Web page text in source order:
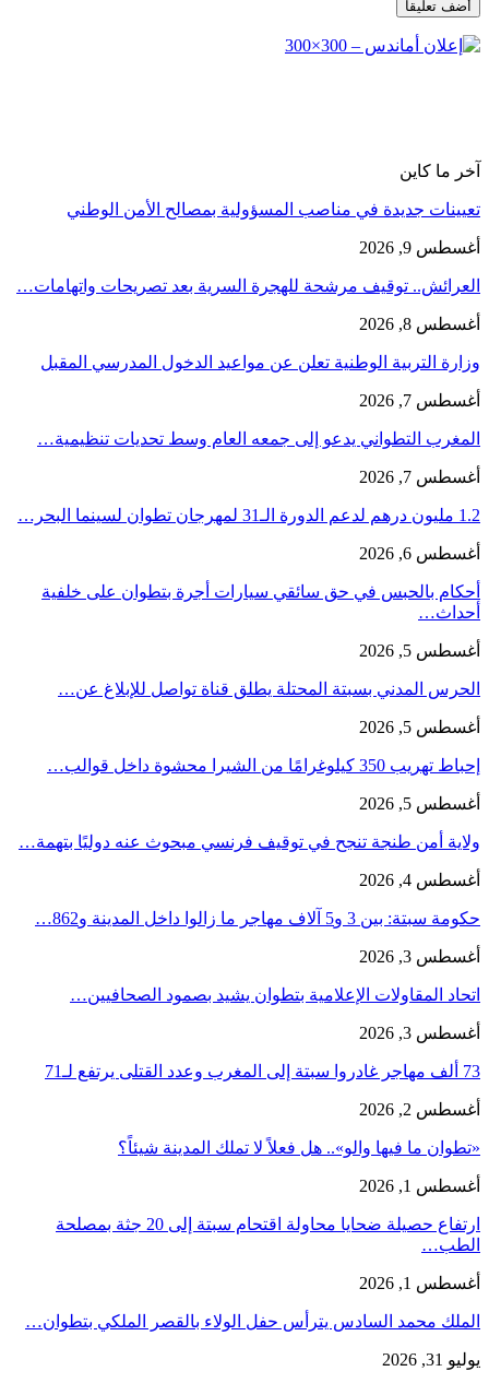
آخر ما كاين
تعيينات جديدة في مناصب المسؤولية بمصالح الأمن الوطني
أغسطس 9, 2026
العرائش.. توقيف مرشحة للهجرة السرية بعد تصريحات واتهامات…
أغسطس 8, 2026
وزارة التربية الوطنية تعلن عن مواعيد الدخول المدرسي المقبل
أغسطس 7, 2026
المغرب التطواني يدعو إلى جمعه العام وسط تحديات تنظيمية…
أغسطس 7, 2026
1.2 مليون درهم لدعم الدورة الـ31 لمهرجان تطوان لسينما البحر…
أغسطس 6, 2026
أحكام بالحبس في حق سائقي سيارات أجرة بتطوان على خلفية
أحداث…
أغسطس 5, 2026
الحرس المدني بسبتة المحتلة يطلق قناة تواصل للإبلاغ عن…
أغسطس 5, 2026
إحباط تهريب 350 كيلوغرامًا من الشيرا محشوة داخل قوالب…
أغسطس 5, 2026
ولاية أمن طنجة تنجح في توقيف فرنسي مبحوث عنه دوليًا بتهمة…
أغسطس 4, 2026
حكومة سبتة: بين 3 و5 آلاف مهاجر ما زالوا داخل المدينة و862…
أغسطس 3, 2026
اتحاد المقاولات الإعلامية بتطوان يشيد بصمود الصحافيين…
أغسطس 3, 2026
73 ألف مهاجر غادروا سبتة إلى المغرب وعدد القتلى يرتفع لـ71
أغسطس 2, 2026
«تطوان ما فيها والو».. هل فعلاً لا تملك المدينة شيئاً؟
أغسطس 1, 2026
ارتفاع حصيلة ضحايا محاولة اقتحام سبتة إلى 20 جثة بمصلحة
الطب…
أغسطس 1, 2026
الملك محمد السادس يترأس حفل الولاء بالقصر الملكي بتطوان…
يوليو 31, 2026